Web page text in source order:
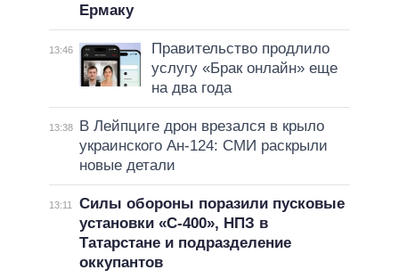
Ермаку
13:46
Правительство продлило
услугу «Брак онлайн» еще
на два года
13:38
В Лейпциге дрон врезался в крыло
украинского Ан-124: СМИ раскрыли
новые детали
13:11
Силы обороны поразили пусковые
установки «С-400», НПЗ в
Татарстане и подразделение
оккупантов